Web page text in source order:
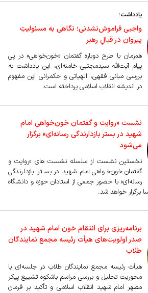
یادداشت؛
واجبی فراموش‌نشدنی؛ نگاهی به مسئولیتِ
پیروان در قبالِ رهبر
هم‌زمان با طرح دوباره گفتمان «خون‌خواهی» در پی
پیام آیت‌الله‌ سیدمجتبی خامنه‌ای، این یادداشت به
بررسی مبانی فقهی، الهیاتی و حکمرانی این مفهوم
در اندیشه انقلاب اسلامی پرداخته است.
نشست «روایت و گفتمان خون‌خواهی امام
شهید در بستر بازدارندگی رسانه‌ای» برگزار
می‌شود
نخستین نشست از سلسله نشست های «روایت و
گفتمان خون‌خواهی امام شهید در بستر بازدارندگی
رسانه‌ای» با حضور جمعی از استادان حوزه و دانشگاه
برگزار خواهد شد.
برنامه‌ریزی برای انتقام خون امام شهید در
صدر اولویت‌های هیأت رئیسه مجمع نمایندگان
طلاب
هیأت رئیسه مجمع نمایندگان طلاب در جلسه‌ای با
محوریت تحلیل و بررسی مراسم باشکوه تشییع پیکر
مطهر امام شهید انقلاب اسلامی و تأکید بر فرمان